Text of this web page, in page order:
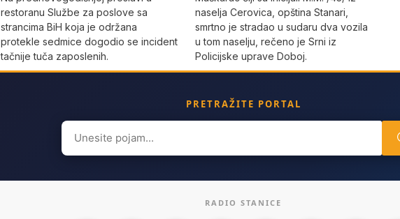
restoranu Službe za poslove sa
strancima BiH koja je održana
protekle sedmice dogodio se incident
tačnije tuča zaposlenih.
naselja Cerovica, opština Stanari,
smrtno je stradao u sudaru dva vozila
u tom naselju, rečeno je Srni iz
Policijske uprave Doboj.
PRETRAŽITE PORTAL
Search
for:
RADIO STANICE